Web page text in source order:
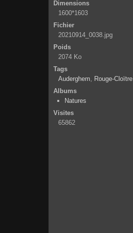
Dimensions
1600*1603
Fichier
20210914_0038.jpg
Poids
2074 Ko
Tags
Auderghem
Rouge-Cloïtre
Albums
Natures
Visites
65862